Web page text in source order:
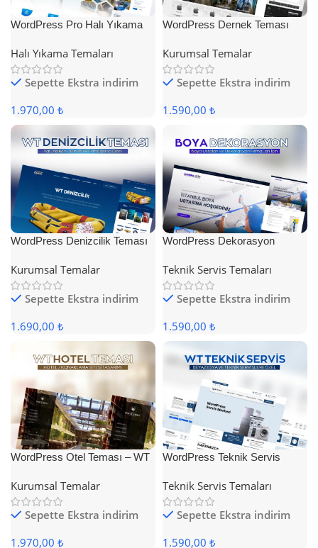
WordPress Pro Halı Yıkama
Halı Yıkama Temaları
Sepette Ekstra indirim
1.970,00 ₺
WordPress Dernek Teması
Kurumsal Temalar
Sepette Ekstra indirim
1.590,00 ₺
WordPress Denizcilik Teması
Kurumsal Temalar
Sepette Ekstra indirim
1.690,00 ₺
WordPress Dekorasyon
Teknik Servis Temaları
Sepette Ekstra indirim
1.590,00 ₺
WordPress Otel Teması – WT
Kurumsal Temalar
Sepette Ekstra indirim
1.970,00 ₺
WordPress Teknik Servis
Teknik Servis Temaları
Sepette Ekstra indirim
1.590,00 ₺